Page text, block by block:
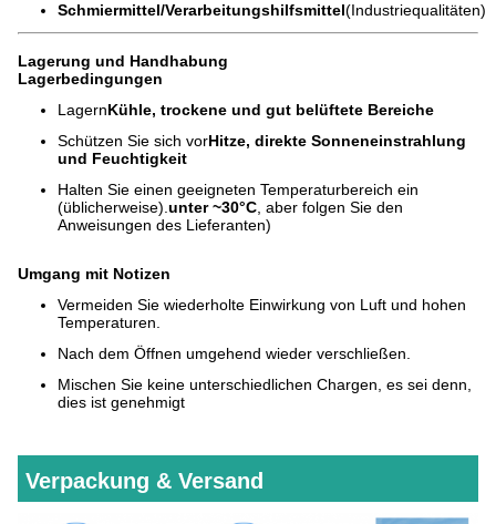
Schmiermittel/Verarbeitungshilfsmittel(Industriequalitäten)
Lagerung und Handhabung
Lagerbedingungen
LagernKühle, trockene und gut belüftete Bereiche
Schützen Sie sich vorHitze, direkte Sonneneinstrahlung
und Feuchtigkeit
Halten Sie einen geeigneten Temperaturbereich ein
(üblicherweise). unter ~30°C , aber folgen Sie den
Anweisungen des Lieferanten)
Umgang mit Notizen
Vermeiden Sie wiederholte Einwirkung von Luft und hohen
Temperaturen.
Nach dem Öffnen umgehend wieder verschließen.
Mischen Sie keine unterschiedlichen Chargen, es sei denn,
dies ist genehmigt
Verpackung & Versand